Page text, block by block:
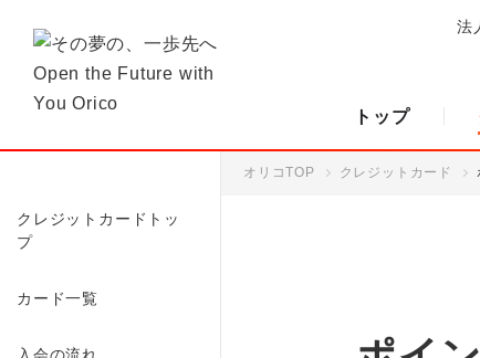
法
トップ
クレジットカードトッ
プ
カード一覧
入会の流れ
オリコTOP クレジットカード